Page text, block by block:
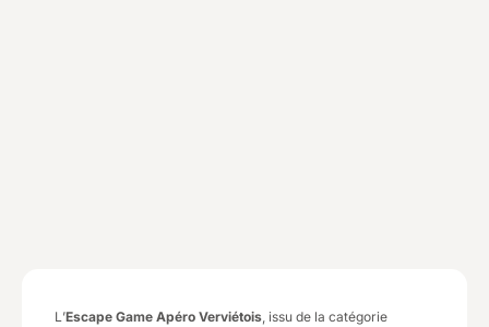
L’Escape Game Apéro Verviétois, issu de la catégorie